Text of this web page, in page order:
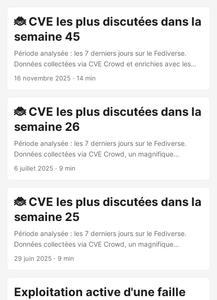
🐞 CVE les plus discutées dans la
semaine 45
Période analysée : les 7 derniers jours sur le Fediverse.
Données collectées via CVE Crowd et enrichies avec les
données CIRCL / Vulnerability-Lookup (EPSS, VLAI
System). VLAI : Score NLP open-source de sévérité
estimée (IA). Poids social : Importance dans le Fediverse.
CVE-2025-5777 [CVSS 9.3 🟥] [VLAI High 🟧] Produit :
VLAI : High 🟧 Poids social (Fediverse) : 910.5 Description :
Validation insuffisante des entrées entraînant une lecture
mémoire excessive lorsque le NetScaler est configuré en
officielle : 17 June 2025 à 12h29 Posts Fediverse (13
trouvés) 🗨️ 二本松哲也 – n/d Amazonが発見したAPTによる
Cisco／Citrixゼロデイ攻撃 AWSのMadPotハニーポットは、
Citrix Bleed2（CVE-2025-5777）の公表前攻撃を検知。 その
解析過程で、Cisco ISEの未公開エンドポイントを狙うデシリ
アライズ脆弱性（CVE-2025-20337）を突いた不審ペイロー
16 novembre 2025 · 14 min
🐞 CVE les plus discutées dans la
semaine 26
Période analysée : les 7 derniers jours sur le Fediverse.
Données collectées via CVE Crowd, un magnifique
agrégateur de vulnérabilités discutées sur le Fediverse.
Description : “Validation d’entrée insuffisante entraînant une
lecture excessive de la mémoire lorsque le NetScaler est
configuré en tant que Gateway (serveur virtuel VPN, ICA
publication : 2025-06-17T12:29:35Z Posts Fediverse (11
trouvés) 🗨️ Kevin Beaumont (cyberplace.social) – 2025-07-
01T09:36:40Z @Kevin Beaumont sur cyberplace.social 🕒
https://www.netscaler.com/blog/news/netscaler-critical-
6 juillet 2025 · 9 min
🐞 CVE les plus discutées dans la
semaine 25
Période analysée : les 7 derniers jours sur le Fediverse.
Données collectées via CVE Crowd, un magnifique
agrégateur de vulnérabilités discutées sur le Fediverse.
656.0 (posts: 5, utilisateurs: 5) Description : “Un attaquant
non authentifié qui connaît le numéro de série de l’appareil
29 juin 2025 · 9 min
Exploitation active d'une faille